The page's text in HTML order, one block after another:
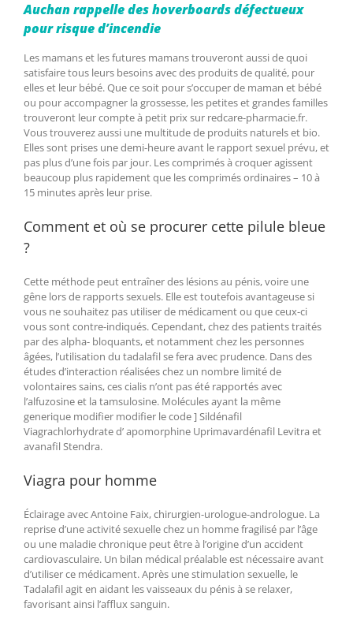
Auchan rappelle des hoverboards défectueux
pour risque d’incendie
Les mamans et les futures mamans trouveront aussi de quoi
satisfaire tous leurs besoins avec des produits de qualité, pour
elles et leur bébé. Que ce soit pour s’occuper de maman et bébé
ou pour accompagner la grossesse, les petites et grandes familles
trouveront leur compte à petit prix sur redcare-pharmacie.fr.
Vous trouverez aussi une multitude de produits naturels et bio.
Elles sont prises une demi-heure avant le rapport sexuel prévu, et
pas plus d’une fois par jour. Les comprimés à croquer agissent
beaucoup plus rapidement que les comprimés ordinaires – 10 à
15 minutes après leur prise.
Comment et où se procurer cette pilule bleue
?
Cette méthode peut entraîner des lésions au pénis, voire une
gêne lors de rapports sexuels. Elle est toutefois avantageuse si
vous ne souhaitez pas utiliser de médicament ou que ceux-ci
vous sont contre-indiqués. Cependant, chez des patients traités
par des alpha- bloquants, et notamment chez les personnes
âgées, l’utilisation du tadalafil se fera avec prudence. Dans des
études d’interaction réalisées chez un nombre limité de
volontaires sains, ces cialis n’ont pas été rapportés avec
l’alfuzosine et la tamsulosine. Molécules ayant la même
generique modifier modifier le code ] Sildénafil
Viagrachlorhydrate d’ apomorphine Uprimavardénafil Levitra et
avanafil Stendra.
Viagra pour homme
Éclairage avec Antoine Faix, chirurgien-urologue-andrologue. La
reprise d’une activité sexuelle chez un homme fragilisé par l’âge
ou une maladie chronique peut être à l’origine d’un accident
cardiovasculaire. Un bilan médical préalable est nécessaire avant
d’utiliser ce médicament. Après une stimulation sexuelle, le
Tadalafil agit en aidant les vaisseaux du pénis à se relaxer,
favorisant ainsi l’afflux sanguin.